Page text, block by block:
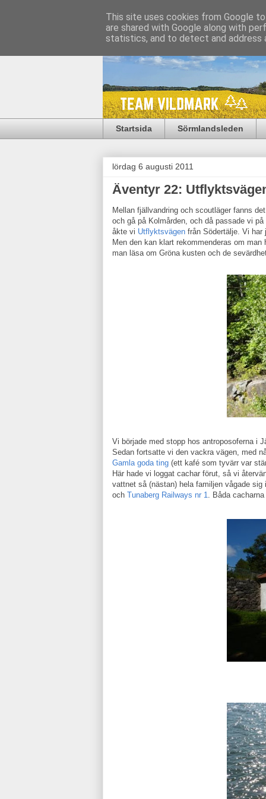
Startsida Sörmlandsleden
lördag 6 augusti 2011
Äventyr 22:
Mellan fjällvandring och scoutläger fanns
och gå på Kolmården, och då passade vi
åkte vi Utflyktsvägen från Södertälje. Vi
Men den kan klart rekommenderas om
man läsa om Gröna kusten och de
Vi började med stopp hos antroposoferna i
Sedan fortsatte vi den vackra vägen, med
Gamla goda ting (ett kafé som tyvärr var
Här hade vi loggat cachar förut, så vi
vattnet så (nästan) hela familjen vågade
och Tunaberg Railways nr 1 . Båda
This site uses cookies from Google
are shared with Google along with
statistics, and to detect and address